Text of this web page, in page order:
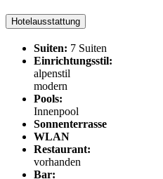
Hotelausstattung
Suiten: 7 Suiten
Einrichtungsstil:
alpenstil
modern
Pools:
Innenpool
Sonnenterrasse
WLAN
Restaurant:
vorhanden
Bar: